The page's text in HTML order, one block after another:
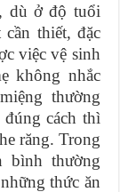
dù ở độ tuổi
thiết, đặc
việc vệ sinh
không nhắc
thường
cách thì
răng. Trong
bình thường
thức ăn